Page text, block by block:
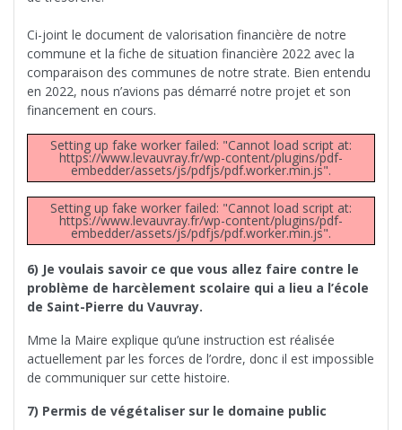
Ci-joint le document de valorisation financière de notre
commune et la fiche de situation financière 2022 avec la
comparaison des communes de notre strate. Bien entendu
en 2022, nous n’avions pas démarré notre projet et son
financement en cours.
Setting up fake worker failed: "Cannot load script at:
https://www.levauvray.fr/wp-content/plugins/pdf-
embedder/assets/js/pdfjs/pdf.worker.min.js".
Setting up fake worker failed: "Cannot load script at:
https://www.levauvray.fr/wp-content/plugins/pdf-
embedder/assets/js/pdfjs/pdf.worker.min.js".
6) Je voulais savoir ce que vous allez faire contre le
problème de harcèlement scolaire qui a lieu a l’école
de Saint-Pierre du Vauvray.
Mme la Maire explique qu’une instruction est réalisée
actuellement par les forces de l’ordre, donc il est impossible
de communiquer sur cette histoire.
7) Permis de végétaliser sur le domaine public